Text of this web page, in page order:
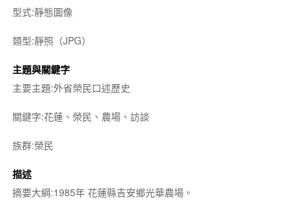
型式:靜態圖像
類型:靜照（JPG）
主題與關鍵字
主要主題:外省榮民口述歷史
關鍵字:花蓮、榮民、農場、訪談
族群:榮民
描述
摘要大綱:1985年 花蓮縣吉安鄉光華農場。